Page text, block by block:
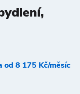
od 8 175 Kč/měsíc